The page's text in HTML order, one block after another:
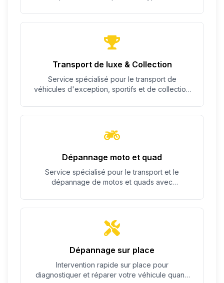
Transport de luxe & Collection
Service spécialisé pour le transport de
véhicules d'exception, sportifs et de collection
Dépannage moto et quad
Service spécialisé pour le transport et le
dépannage de motos et quads avec
Dépannage sur place
Intervention rapide sur place pour
diagnostiquer et réparer votre véhicule quand